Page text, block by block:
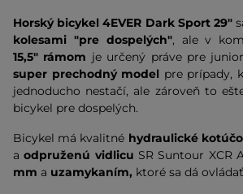
Horský bicykel 4EVER Dark Sport 29"
kolesami "pre dospelých", ale v
15,5" rámom je určený práve pre
super prechodný model pre prípady,
jednoducho nestačí, ale zároveň to
bicykel pre dospelých.
Bicykel má kvalitné hydraulické
aodpruženú vidlicu SR Suntour XCR
mm a uzamykaním, ktoré sa dá